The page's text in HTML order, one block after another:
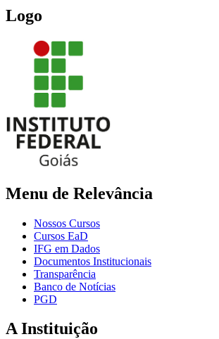
Logo
Menu de Relevância
Nossos Cursos
Cursos EaD
IFG em Dados
Documentos Institucionais
Transparência
Banco de Notícias
PGD
A Instituição